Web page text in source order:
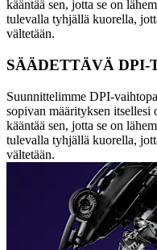
kääntää sen, jotta se on
tulevalla tyhjällä kuorella,
vältetään.
SÄÄDETTÄVÄ DPI-
Suunnittelimme DPI-
sopivan määrityksen itsellesi
kääntää sen, jotta se on
tulevalla tyhjällä kuorella,
vältetään.